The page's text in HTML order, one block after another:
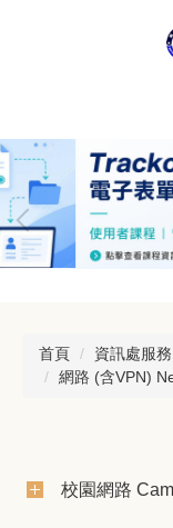
區
首頁
資訊處服
網路 (含VPN)
校園網路